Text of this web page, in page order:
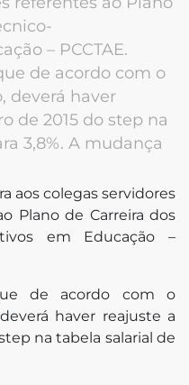
– PCCTAE.
de acordo com o
deverá haver
de 2015 do step na
3,8%. A mudança
aos colegas servidores
Plano de Carreira dos
em Educação –
de acordo com o
haver reajuste a
na tabela salarial de